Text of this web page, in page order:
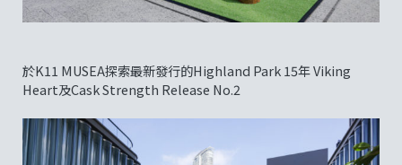
於K11 MUSEA探索最新發行的Highland Park 15年 Viking
Heart及Cask Strength Release No.2